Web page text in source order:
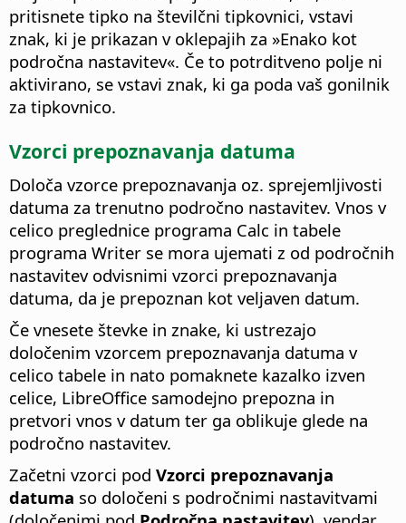
pritisnete tipko na številčni tipkovnici, vstavi
znak, ki je prikazan v oklepajih za »Enako kot
področna nastavitev«. Če to potrditveno polje ni
aktivirano, se vstavi znak, ki ga poda vaš gonilnik
za tipkovnico.
Vzorci prepoznavanja datuma
Določa vzorce prepoznavanja oz. sprejemljivosti
datuma za trenutno področno nastavitev. Vnos v
celico preglednice programa Calc in tabele
programa Writer se mora ujemati z od področnih
nastavitev odvisnimi vzorci prepoznavanja
datuma, da je prepoznan kot veljaven datum.
Če vnesete števke in znake, ki ustrezajo
določenim vzorcem prepoznavanja datuma v
celico tabele in nato pomaknete kazalko izven
celice, LibreOffice samodejno prepozna in
pretvori vnos v datum ter ga oblikuje glede na
področno nastavitev.
Začetni vzorci pod Vzorci prepoznavanja
datuma so določeni s področnimi nastavitvami